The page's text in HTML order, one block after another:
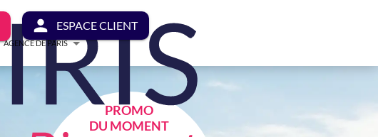
ESPACE CLIENT
AGENCE DE PARIS
PROMO
DU MOMENT